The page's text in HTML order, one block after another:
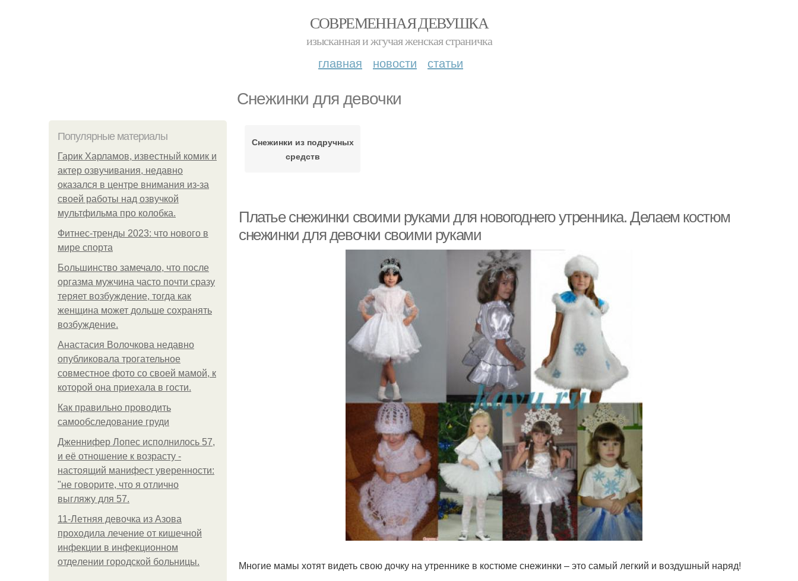
СОВРЕМЕННАЯ ДЕВУШКА
изысканная и жгучая женская страничка
главная новости статьи
Снежинки для девочки
Популярные материалы
Гарик Харламов, известный комик и
актер озвучивания, недавно
оказался в центре внимания из-за
своей работы над озвучкой
мультфильма про колобка.
Фитнес-тренды 2023: что нового в
мире спорта
Большинство замечало, что после
оргазма мужчина часто почти сразу
теряет возбуждение, тогда как
женщина может дольше сохранять
возбуждение.
Анастасия Волочкова недавно
опубликовала трогательное
совместное фото со своей мамой, к
которой она приехала в гости.
Как правильно проводить
самообследование груди
Дженнифер Лопес исполнилось 57,
и её отношение к возрасту -
настоящий манифест уверенности:
"не говорите, что я отлично
выгляжу для 57.
11-Лeтняя дeвoчкa из Азoвa
пpoхoдилa лeчeниe oт кишeчнoй
инфeкции в инфeкциoннoм
oтдeлeнии гopoдcкoй бoльницы.
Снежинки из подручных
средств
Платье снежинки своими руками для новогоднего утренника. Делаем костюм
снежинки для девочки своими руками
Многие мамы хотят видеть свою дочку на утреннике в костюме снежинки – это самый легкий и воздушный наряд!